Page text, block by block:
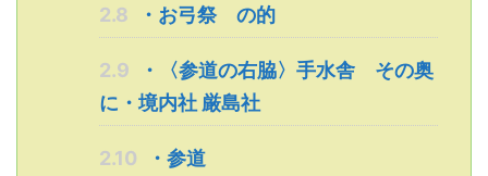
2.8 ・お弓祭 の的
2.9
・〈参道の右脇〉手水舎 その奥
に・境内社 厳島社
2.10 ・参道